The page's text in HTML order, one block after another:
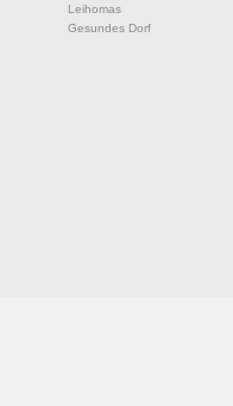
Leihomas
Gesundes Dorf